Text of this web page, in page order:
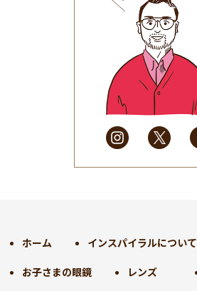
2025年8月(31)
2025年7月(37)
2025年6月(48)
2025年5月
(41)
2025年4月
(32)
2025年3月(31)
2025年2月
(28)
2025年1月
(34)
2024年9月(30)
2024年7月(31)
ホーム インスパイラルについて
お子さまの眼鏡 レンズ